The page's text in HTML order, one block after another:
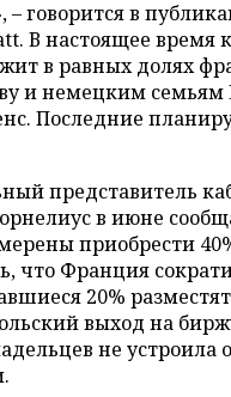
говорится в
В настоящее время
в равных долях
и немецким семьям
Последние
представитель
в июне
приобрести
что Франция
20%
выход на
не устроила